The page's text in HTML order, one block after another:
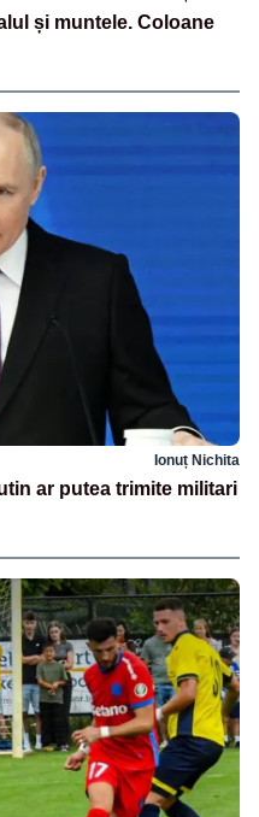
și muntele. Coloane
Ionuț Nichita
ar putea trimite militari